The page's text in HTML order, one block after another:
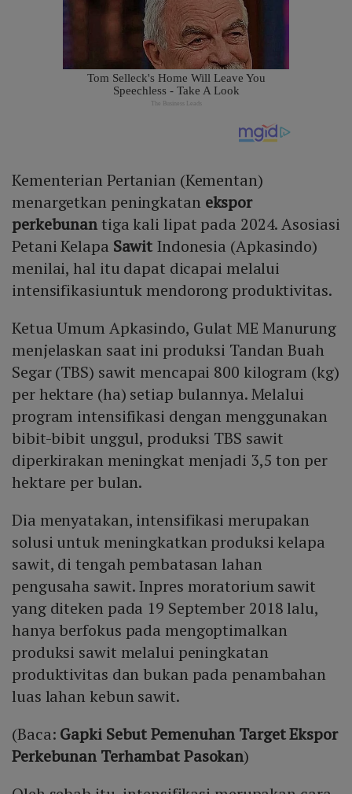
Kementerian Pertanian (Kementan)
menargetkan peningkatan ekspor
perkebunantiga kali lipat pada 2024. Asosiasi
Petani Kelapa Sawit Indonesia (Apkasindo)
menilai, hal itu dapat dicapai melalui
intensifikasiuntuk mendorong produktivitas.
Ketua Umum Apkasindo, Gulat ME Manurung
menjelaskan saat ini produksi Tandan Buah
Segar (TBS) sawit mencapai 800 kilogram (kg)
per hektare (ha) setiap bulannya. Melalui
program intensifikasi dengan menggunakan
bibit-bibit unggul, produksi TBS sawit
diperkirakan meningkat menjadi 3,5 ton per
hektare per bulan.
Dia menyatakan, intensifikasi merupakan
solusi untuk meningkatkan produksi kelapa
sawit, di tengah pembatasan lahan
pengusaha sawit. Inpres moratorium sawit
yang diteken pada 19 September 2018 lalu,
hanya berfokus pada mengoptimalkan
produksi sawit melalui peningkatan
produktivitas dan bukan pada penambahan
luas lahan kebun sawit.
(Baca: Gapki Sebut Pemenuhan Target Ekspor
Perkebunan Terhambat Pasokan)